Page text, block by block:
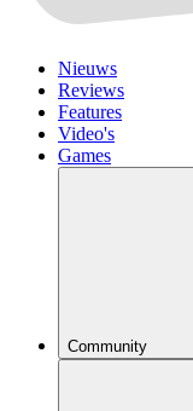
Nieuws
Reviews
Features
Video's
Games
Community